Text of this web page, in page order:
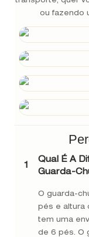
ou fazendo
1
Qual É A
Guarda-
O guarda-
pés e altura
tem uma
de 6 pés. O